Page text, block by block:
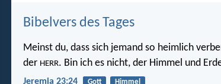
Bibelvers des Tages
Meinst du, dass sich jemand so heimlich
der HERR. Bin ich es nicht, der Himmel und
Jeremia 23:24 Gott Himmel